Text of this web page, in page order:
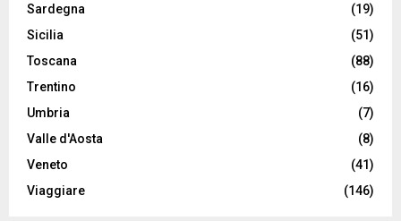
Sardegna
(19)
Sicilia
(51)
Toscana
(88)
Trentino
(16)
Umbria
(7)
Valle d'Aosta
(8)
Veneto
(41)
Viaggiare
(146)